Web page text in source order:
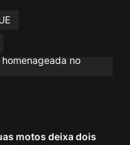
no
motos deixa dois